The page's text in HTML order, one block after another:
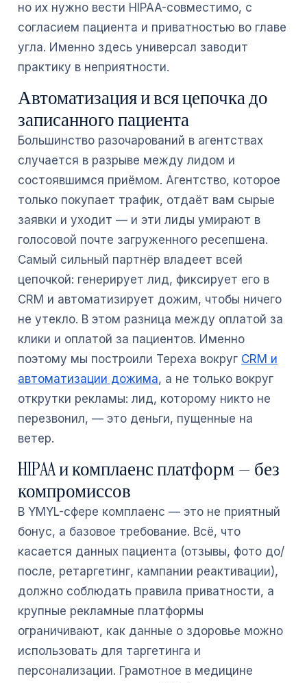
но их нужно вести HIPAA-совместимо, с
согласием пациента и приватностью во главе
угла. Именно здесь универсал заводит
практику в неприятности.
Автоматизация и вся цепочка до
записанного пациента
Большинство разочарований в агентствах
случается в разрыве между лидом и
состоявшимся приёмом. Агентство, которое
только покупает трафик, отдаёт вам сырые
заявки и уходит — и эти лиды умирают в
голосовой почте загруженного ресепшена.
Самый сильный партнёр владеет всей
цепочкой: генерирует лид, фиксирует его в
CRM и автоматизирует дожим, чтобы ничего
не утекло. В этом разница между оплатой за
клики и оплатой за пациентов. Именно
поэтому мы построили Tepexa вокруг CRM и
автоматизации дожима, а не только вокруг
открутки рекламы: лид, которому никто не
перезвонил, — это деньги, пущенные на
ветер.
HIPAA и комплаенс платформ — без
компромиссов
В YMYL-сфере комплаенс — это не приятный
бонус, а базовое требование. Всё, что
касается данных пациента (отзывы, фото до/
после, ретаргетинг, кампании реактивации),
должно соблюдать правила приватности, а
крупные рекламные платформы
ограничивают, как данные о здоровье можно
использовать для таргетинга и
персонализации. Грамотное в медицине